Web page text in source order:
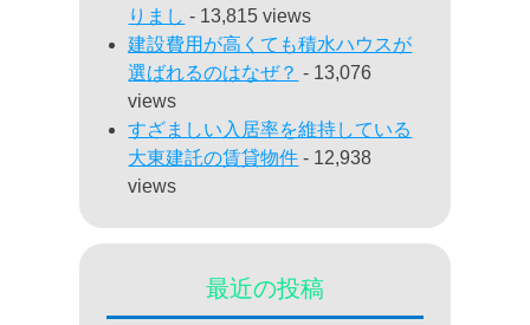
りまし - 13,815 views
建設費用が高くても積水ハウスが
選ばれるのはなぜ？ - 13,076
views
すざましい入居率を維持している
大東建託の賃貸物件 - 12,938
views
最近の投稿